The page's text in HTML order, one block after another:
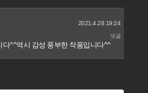
2021.4.28 19:24
댓글
다^^역시 감성 풍부한 작품입니다^^